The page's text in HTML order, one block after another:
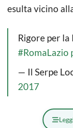
esulta vicino
Rigore per
#RomaLazio
— Il Serpe
2017